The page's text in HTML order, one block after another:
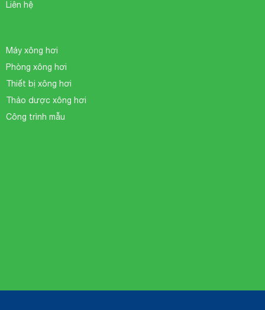
Liên hệ
Máy xông hơi
Phòng xông hơi
Thiết bị xông hơi
Thảo dược xông hơi
Công trình mẫu